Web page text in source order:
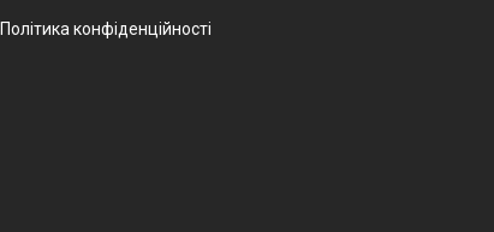
Політика конфіденційності